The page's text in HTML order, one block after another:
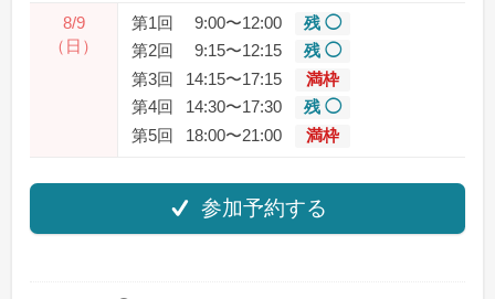
8/9
（日）
第1回 9:00〜12:00
残 ◯
第2回
9:15〜12:15
残 ◯
第3回
14:15〜17:15
満枠
第4回
14:30〜17:30
残 ◯
第5回
18:00〜21:00 満枠
参加予約する